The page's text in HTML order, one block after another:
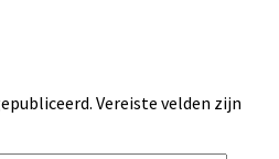
Vereiste velden zijn